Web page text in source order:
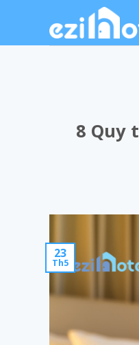
content
8 Quy
23
Th5